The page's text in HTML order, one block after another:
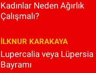
Kadınlar Neden Ağırlık
Çalışmalı?
İLKNUR KARAKAYA
Lupercalia veya Lüpersia
Bayramı